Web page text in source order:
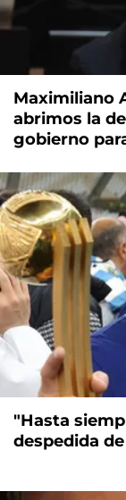
Maximiliano
abrimos la
gobierno
"Hasta
despedida